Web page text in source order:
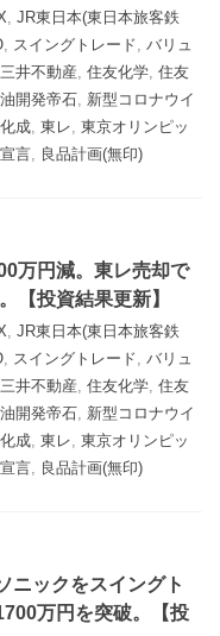
, JR東日本(東日本旅客鉄
, スイングトレード, バリュ
三井不動産, 住友化学, 住友
開発帝石, 新型コロナウイ
成, 東レ, 東京オリンピッ
言, 良品計画(無印)
万円減。東レ売却で
【投資結果更新】
, JR東日本(東日本旅客鉄
, スイングトレード, バリュ
三井不動産, 住友化学, 住友
開発帝石, 新型コロナウイ
成, 東レ, 東京オリンピッ
言, 良品計画(無印)
ニックをスイングト
万円を突破。【投